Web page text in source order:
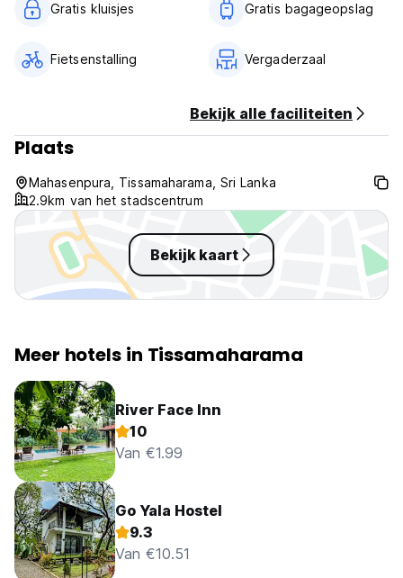
Gratis kluisjes Gratis bagageopslag
Fietsenstalling Vergaderzaal
Bekijk alle faciliteiten
Plaats
Mahasenpura, Tissamaharama, Sri Lanka
2.9km van het stadscentrum
Bekijk kaart
Meer hotels in Tissamaharama
River Face Inn
10
Van €1.99
Go Yala Hostel
9.3
Van €10.51